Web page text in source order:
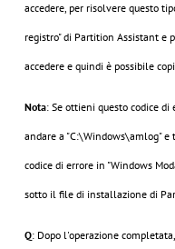
accedere, per risolvere questo
registro" di Partition Assistant e
accedere e quindi è possibile
Nota: Se ottieni questo codice di
andare a "C:\Windows\amlog" e
codice di errore in "Windows
sotto il file di installazione di
Q: Dopo l'operazione